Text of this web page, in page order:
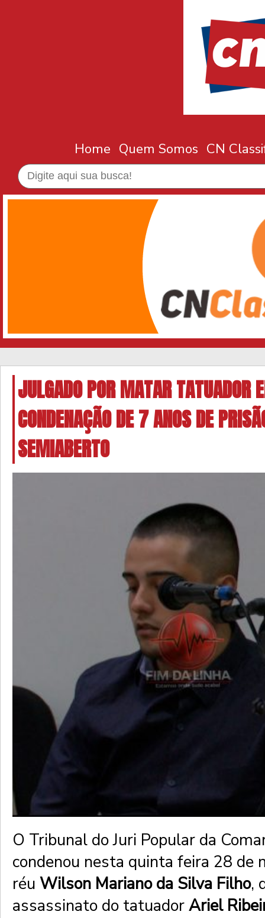
Home Quem Somos CN
JULGADO POR MATAR TATUADOR
CONDENAÇÃO DE 7 ANOS DE
SEMIABERTO
O Tribunal do Juri Popular da
condenou nesta quinta feira 28 de
réu Wilson Mariano da Silva Filho,
assassinato do tatuadorAriel